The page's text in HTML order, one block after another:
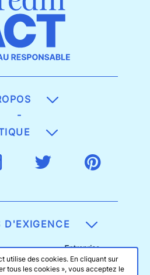
-
D'EXIGENCE
utilise des cookies. En cliquant sur
tous les cookies », vous acceptez le